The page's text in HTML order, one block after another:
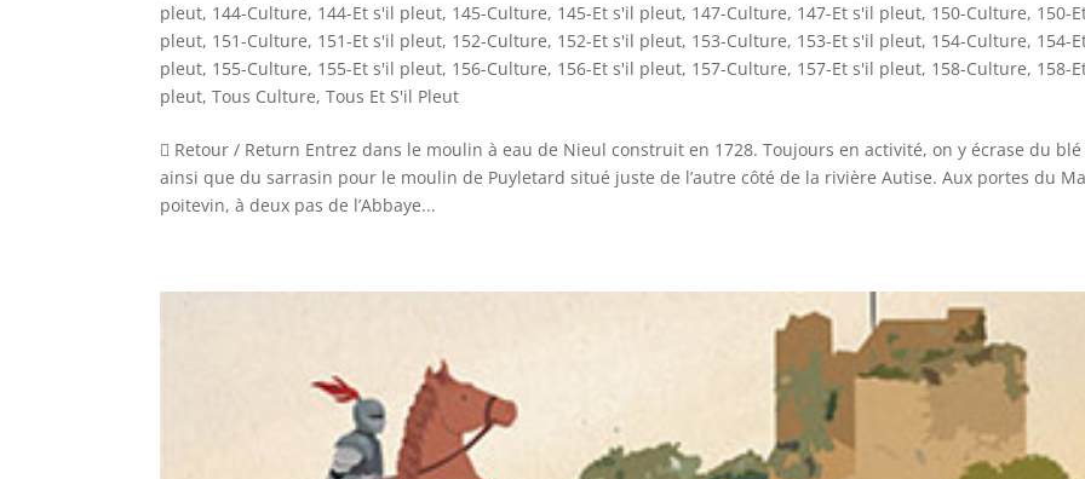
pleut, 144-Culture, 144-Et s'il pleut, 145-Culture, 145-Et s'il pleut, 147-Culture, 147-Et s'il pleut, 150-Culture, 150-
pleut, 151-Culture, 151-Et s'il pleut, 152-Culture, 152-Et s'il pleut, 153-Culture, 153-Et s'il pleut, 154-Culture, 154-
pleut, 155-Culture, 155-Et s'il pleut, 156-Culture, 156-Et s'il pleut, 157-Culture, 157-Et s'il pleut, 158-Culture, 158-
pleut, Tous Culture, Tous Et S'il Pleut
 Retour / Return Entrez dans le moulin à eau de Nieul construit en 1728. Toujours en activité, on y écrase du blé
ainsi que du sarrasin pour le moulin de Puyletard situé juste de l’autre côté de la rivière Autise. Aux portes du
poitevin, à deux pas de l’Abbaye...